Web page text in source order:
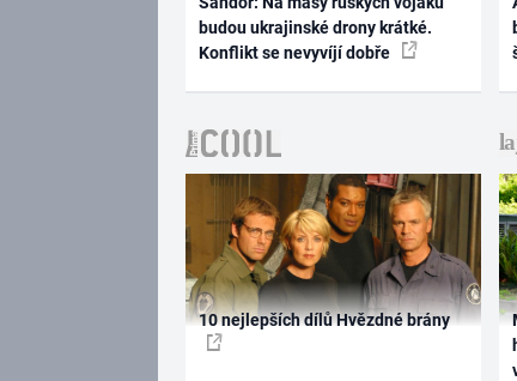
budou ukrajinské drony krátké.
Konflikt se nevyvíjí dobře
10 nejlepších dílů Hvězdné brány